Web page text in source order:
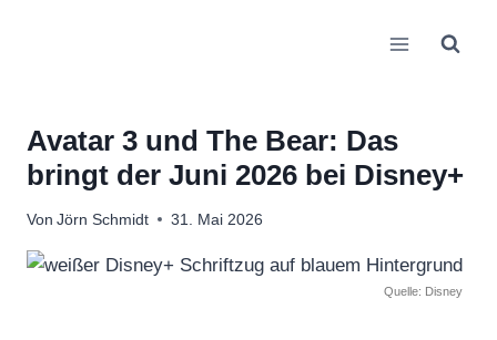
Avatar 3 und The Bear: Das
bringt der Juni 2026 bei Disney+
Von Jörn Schmidt 31. Mai 2026
Quelle: Disney